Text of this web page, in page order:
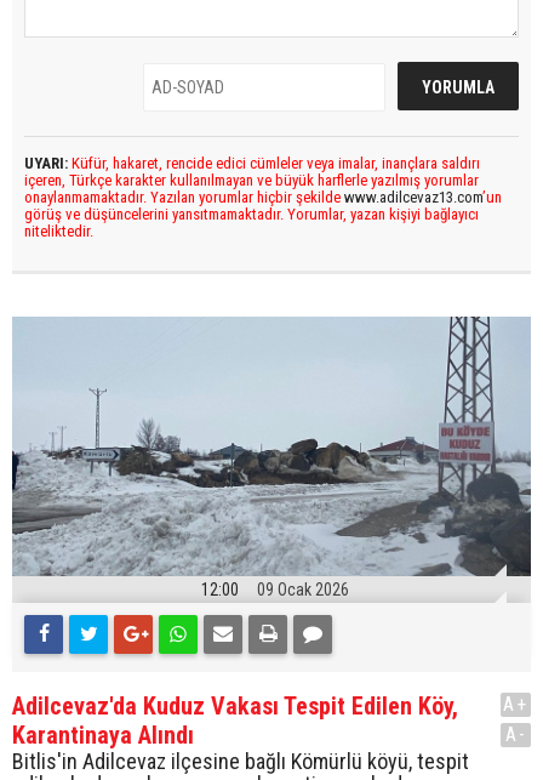
UYARI: Küfür, hakaret, rencide edici cümleler veya imalar, inançlara saldırı
içeren, Türkçe karakter kullanılmayan ve büyük harflerle yazılmış yorumlar
onaylanmamaktadır. Yazılan yorumlar hiçbir şekilde www.adilcevaz13.com’un
görüş ve düşüncelerini yansıtmamaktadır. Yorumlar, yazan kişiyi bağlayıcı
niteliktedir.
12:00 09 Ocak 2026
Adilcevaz'da Kuduz Vakası Tespit Edilen Köy,
Karantinaya Alındı
Bitlis'in Adilcevaz ilçesine bağlı Kömürlü köyü, tespit
A+
A-